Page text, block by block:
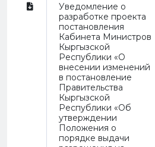
Уведомление о
разработке проекта
постановления
Кабинета Министров
Кыргызской
Республики «О
внесении изменений
в постановление
Правительства
Кыргызской
Республики «Об
утверждении
Положения о
порядке выдачи